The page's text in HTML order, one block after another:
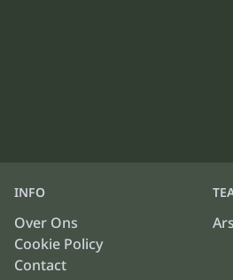
INFO
Over Ons
Cookie Policy
Contact